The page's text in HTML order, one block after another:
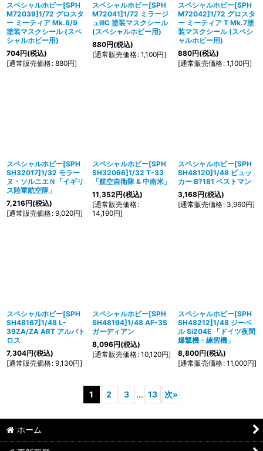
スペシャルホビー[SPH
M72039]1/72 グロスタ
ー ミーティア Mk.8/9
塗装マスクシール (スペ
シャルホビー用)
704円(税込)
[通常販売価格: 880円]
スペシャルホビー[SPH
M72041]1/72 ミラージ
ュIIIC 塗装マスクシール
(スペシャルホビー用)
880円(税込)
[通常販売価格: 1,100円]
スペシャルホビー[SPH
M72042]1/72 グロスタ
ー ミーティア T Mk.7塗
装マスクシール (スペシ
ャルホビー用)
880円(税込)
[通常販売価格: 1,100円]
スペシャルホビー[SPH
SH32017]1/32 モラー
ヌ・ソルニエＮ「イギリ
ス陸軍航空隊」
7,216円(税込)
[通常販売価格: 9,020円]
スペシャルホビー[SPH
SH32066]1/32 T-33
「航空自衛隊 & 中南米」
11,352円(税込)
[通常販売価格:
14,190円]
スペシャルホビー[SPH
SH48120]1/48 ビュッ
カー B?181 ベストマン
3,168円(税込)
[通常販売価格: 3,960円]
スペシャルホビー[SPH
SH48167]1/48 L-
39ZA/ZA ART アルバト
ロス
7,304円(税込)
[通常販売価格: 9,130円]
スペシャルホビー[SPH
SH48194]1/48 AF-3S
ガーディアン
8,096円(税込)
[通常販売価格: 10,120円]
スペシャルホビー[SPH
SH48212]1/48 ジーベ
ル Si204E 「ドイツ夜間
爆撃機・練習機」
8,800円(税込)
[通常販売価格: 11,000円]
1 2 3 ... 13 次»
ホーム